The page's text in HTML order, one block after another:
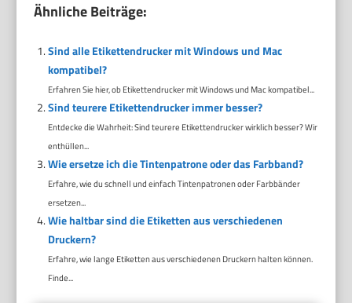
Ähnliche Beiträge:
Sind alle Etikettendrucker mit Windows und Mac
kompatibel?
Erfahren Sie hier, ob Etikettendrucker mit Windows und Mac kompatibel...
Sind teurere Etikettendrucker immer besser?
Entdecke die Wahrheit: Sind teurere Etikettendrucker wirklich besser? Wir
enthüllen...
Wie ersetze ich die Tintenpatrone oder das Farbband?
Erfahre, wie du schnell und einfach Tintenpatronen oder Farbbänder
ersetzen...
Wie haltbar sind die Etiketten aus verschiedenen
Druckern?
Erfahre, wie lange Etiketten aus verschiedenen Druckern halten können.
Finde...